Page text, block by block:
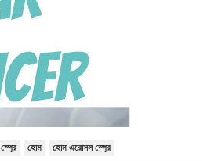
হোম হোম এরোসল স্প্রে